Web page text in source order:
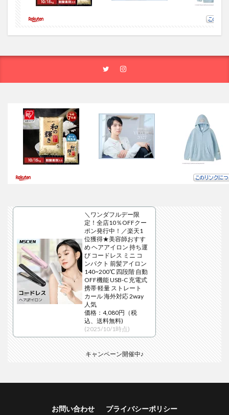
＼ワンダフルデー限
定！全店10％OFFクー
ポン発行中！／楽天1
位獲得★美容師おすす
め ヘアアイロン 持ち運
び コードレス ミニ コ
ンパクト 前髪アイロン
140~200℃ 四段階 自動
OFF機能 USB-C 充電式
携帯 軽量 ストレート
カール 海外対応 2way
人気
価格：4,080円（税
込、送料無料)
(2025/10/1時点)
キャンペーン開催中♪
お問い合わせ
プライバシーポリシー